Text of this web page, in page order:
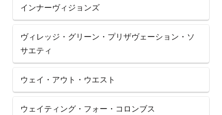
インナーヴィジョンズ
ヴィレッジ・グリーン・プリザヴェーション・ソ
サエティ
ウェイ・アウト・ウエスト
ウェイティング・フォー・コロンブス